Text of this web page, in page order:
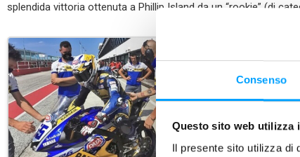
Consenso
Questo sito web utilizza
Il presente sito utilizza di
splendida vittoria ottenuta a Phillip Island da un “rookie” (di